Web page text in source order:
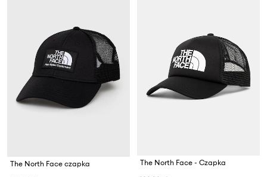
The North Face czapka
The North Face - Czapka